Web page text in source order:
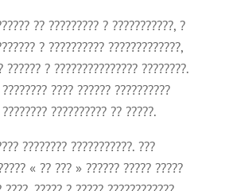
?? ????????? ? ???????????, ?
? ?????????? ?????????????,
?????? ? ??????????????? ????????.
???? ?????? ??????????
?????????? ?? ?????.
???????? ???????????. ???
« ?? ??? » ?????? ????? ?????